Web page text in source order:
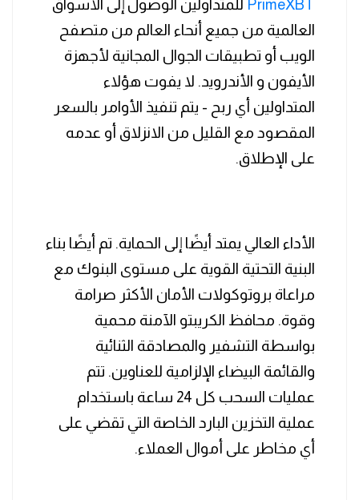
PrimeXBT للمتداولين الوصول إلى الأسواق
العالمية من جميع أنحاء العالم من متصفح
الويب أو تطبيقات الجوال المجانية لأجهزة
الأيفون و الأندرويد. لا يفوت هؤلاء
المتداولين أي ربح - يتم تنفيذ الأوامر بالسعر
المقصود مع القليل من الانزلاق أو عدمه
على الإطلاق.
الأداء العالي يمتد أيضًا إلى الحماية. تم أيضًا بناء
البنية التحتية القوية على مستوى البنوك مع
مراعاة بروتوكولات الأمان الأكثر صرامة
وقوة. محافظ الكريبتو الآمنة محمية
بواسطة التشفير والمصادقة الثنائية
والقائمة البيضاء الإلزامية للعناوين. تتم
عمليات السحب كل 24 ساعة باستخدام
عملية التخزين البارد الخاصة التي تقضي على
أي مخاطر على أموال العملاء.